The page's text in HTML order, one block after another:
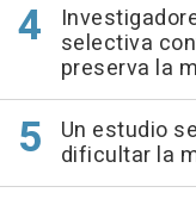
selectiva
preserva la
Un estudio
dificultar la